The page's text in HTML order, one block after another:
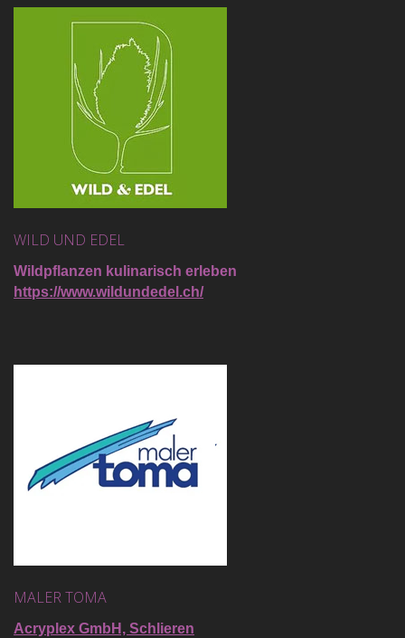
WILD UND EDEL
Wildpflanzen kulinarisch erleben
https://www.wildundedel.ch/
MALER TOMA
Acryplex GmbH, Schlieren